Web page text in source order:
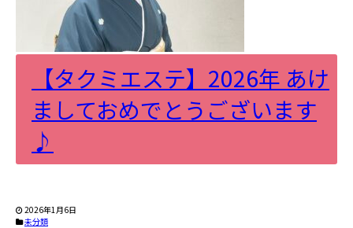
【タクミエステ】2026年 あけ
ましておめでとうございます
♪
2026年1月6日
未分類